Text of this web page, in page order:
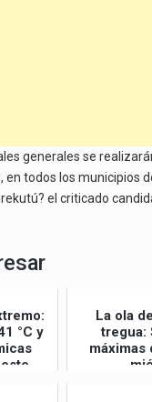
generales se
todos los municipios
rekutú? el criticado
°C y
La ola
tregua:
máximas